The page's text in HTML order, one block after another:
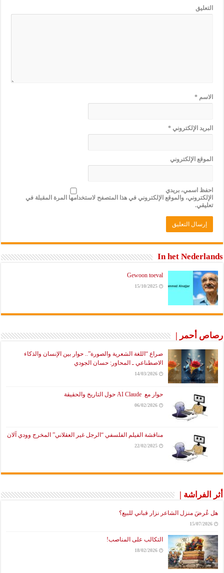
التعليق
الاسم*
البريد الإلكتروني*
الموقع الإلكتروني
احفظ اسمي، بريدي
الإلكتروني، والموقع الإلكتروني في هذا المتصفح لاستخدامها المرة المقبلة في
تعليقي.
In het Nederlands
Gewoon toeval
15/10/2025
رصاص أحمر |
صراع “اللغة الشعرية والصورة”.. حوار بين الإنسان والذكاء
الاصطناعي ـ المحاور: حسان الجودي
14/03/2026
حوار مع AI Claude حول التاريخ والحقيقة
06/02/2026
مناقشة الفيلم الفلسفي “الرجل غير العقلاني” المخرج وودي آلان
22/02/2025
أثر الفراشة |
هل عُرضَ منزل الشاعر نزار قباني للبيع؟
15/07/2026
التكالب على المناصب!
18/02/2026